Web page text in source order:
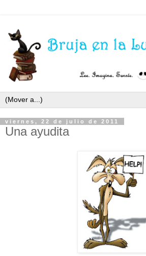
viernes, 22 de julio de 2011
Una ayudita